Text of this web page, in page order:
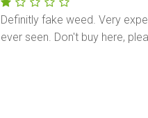
Definitly fake weed. Very
ever seen. Don't buy here,